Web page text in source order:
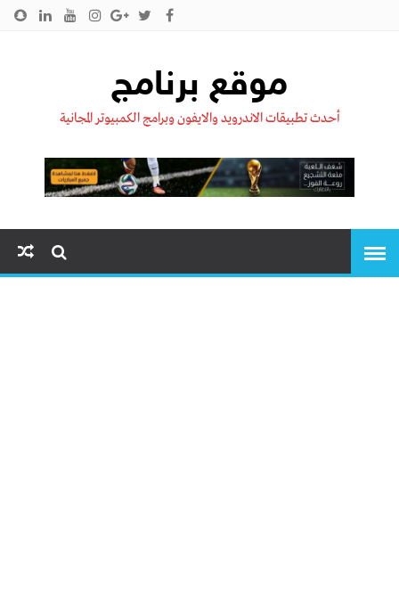
موقع برنامج
أحدث تطبيقات الاندرويد والايفون وبرامج الكمبيوتر المجانية